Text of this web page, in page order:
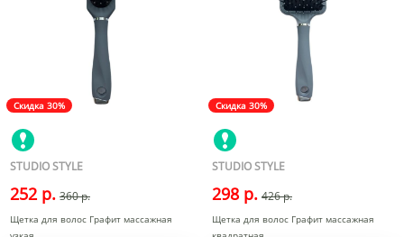
Скидка 30%
STUDIO STYLE
252 р. 360 р.
Щетка для волос Графит массажная
Скидка 30%
STUDIO STYLE
298 р. 426 р.
Щетка для волос Графит массажная